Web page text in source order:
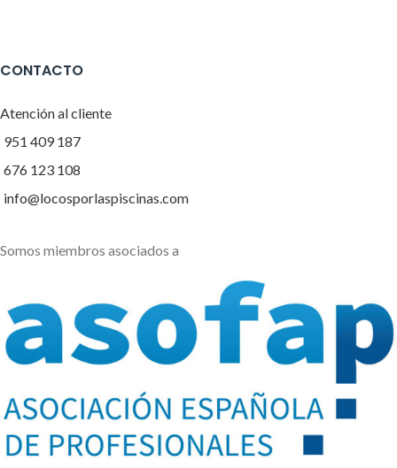
CONTACTO
Atención al cliente
951 409 187
676 123 108
info@locosporlaspiscinas.com
Somos miembros asociados a